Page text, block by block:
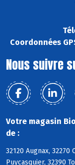
Coordonnées
Nous suivre
Votre magasin
de :
32120 Augnax, 32270
Puycasquier, 32390